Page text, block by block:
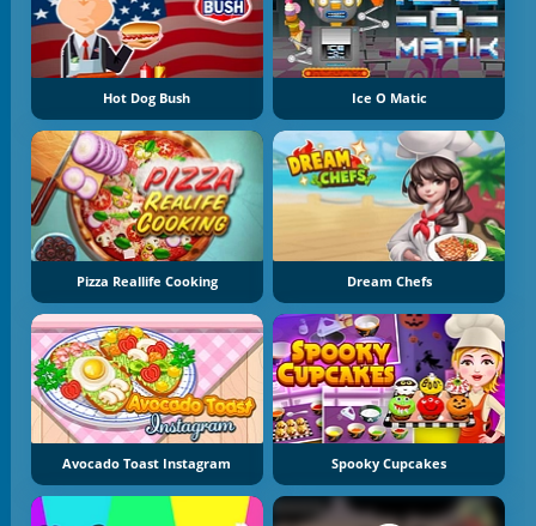
Hot Dog Bush Ice O Matic
Pizza Reallife Cooking Dream Chefs
Avocado Toast Instagram Spooky Cupcakes